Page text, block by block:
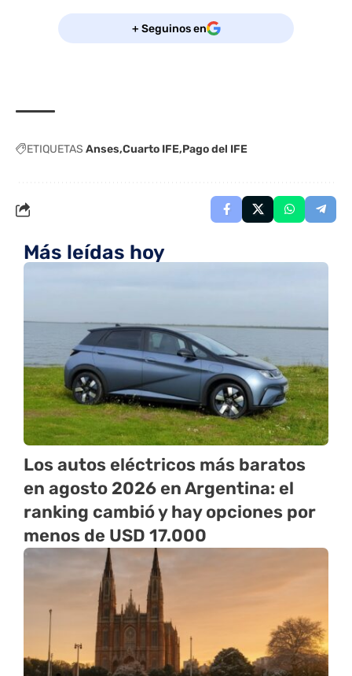
+ Seguinos en
ETIQUETAS Anses Cuarto IFE Pago del IFE
Más leídas hoy
Los autos eléctricos más baratos
en agosto 2026 en Argentina: el
ranking cambió y hay opciones por
menos de USD 17.000